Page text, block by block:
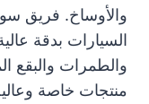
والأوساخ. فريق
السيارات بدقة
والطمرات والبقع
منتجات خاصة